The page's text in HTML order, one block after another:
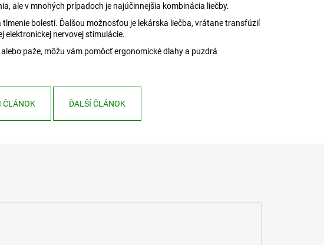
ale v mnohých prípadoch je najúčinnejšia kombinácia liečby.
bolesti. Ďalšou možnosťou je lekárska liečba, vrátane transfúzií
elektronickej nervovej stimulácie.
paže, môžu vám pomôcť ergonomické dlahy a puzdrá
ČLÁNOK ĎALŠÍ ČLÁNOK